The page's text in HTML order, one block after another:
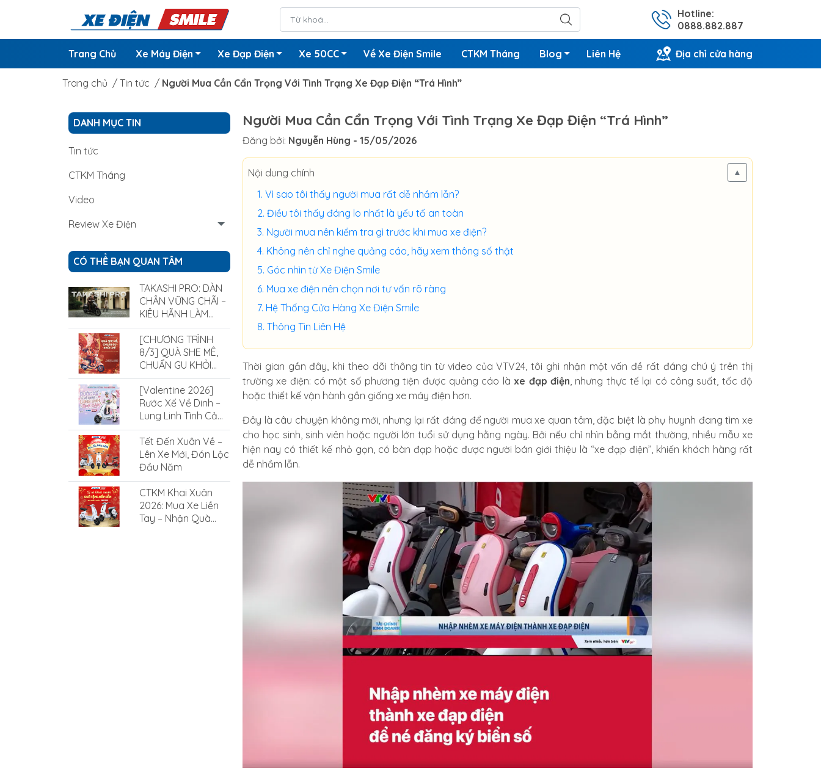
Hotline:
0888.882.887
Trang Chủ Xe Máy Điện Xe Đạp Điện Xe 50CC Về Xe Điện Smile CTKM Tháng Blog Liên Hệ Địa chỉ cửa hàng
Trang chủ / Tin tức / Người Mua Cần Cẩn Trọng Với Tình Trạng Xe Đạp Điện “Trá Hình”
Người Mua Cần Cẩn Trọng Với Tình Trạng Xe Đạp Điện “Trá Hình”
Đăng bởi: Nguyễn Hùng - 15/05/2026
Nội dung chính ▲
Vì sao tôi thấy người mua rất dễ nhầm lẫn?
Điều tôi thấy đáng lo nhất là yếu tố an toàn
Người mua nên kiểm tra gì trước khi mua xe điện?
Không nên chỉ nghe quảng cáo, hãy xem thông số thật
Góc nhìn từ Xe Điện Smile
Mua xe điện nên chọn nơi tư vấn rõ ràng
Hệ Thống Cửa Hàng Xe Điện Smile
Thông Tin Liên Hệ
Thời gian gần đây, khi theo dõi thông tin từ video của VTV24, tôi ghi nhận một vấn đề rất đáng chú ý trên thị
trường xe điện: có một số phương tiện được quảng cáo là xe đạp điện, nhưng thực tế lại có công suất, tốc độ
hoặc thiết kế vận hành gần giống xe máy điện hơn.
Đây là câu chuyện không mới, nhưng lại rất đáng để người mua xe quan tâm, đặc biệt là phụ huynh đang tìm xe
cho học sinh, sinh viên hoặc người lớn tuổi sử dụng hằng ngày. Bởi nếu chỉ nhìn bằng mắt thường, nhiều mẫu xe
hiện nay có thiết kế nhỏ gọn, có bàn đạp hoặc được người bán giới thiệu là “xe đạp điện”, khiến khách hàng rất
dễ nhầm lẫn.
DANH MỤC TIN
Tin tức
CTKM Tháng
Video
Review Xe Điện
CÓ THỂ BẠN QUAN TÂM
TAKASHI PRO: DÀN
CHÂN VỮNG CHÃI –
KIÊU HÃNH LÀM
CHỦ MỌI ĐỊA HÌNH
[CHƯƠNG TRÌNH
8/3] QUÀ SHE MÊ,
CHUẨN GU KHỎI
CHÊ CÙNG XE ĐIỆN
SMILE
[Valentine 2026]
Rước Xế Về Dinh –
Lung Linh Tình Cảm
Cùng Xe Điện Smile
Tết Đến Xuân Về –
Lên Xe Mới, Đón Lộc
Đầu Năm
CTKM Khai Xuân
2026: Mua Xe Liền
Tay – Nhận Quà